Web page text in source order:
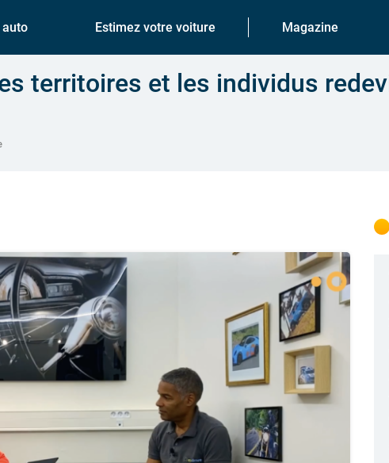
Estimez votre voiture Magazine
territoires et les individus